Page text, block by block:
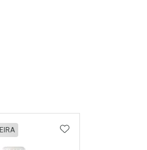
FAVORITOSADICIONAR AOS